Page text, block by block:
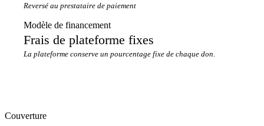
Reversé au prestataire de paiement
Modèle de financement
Frais de plateforme fixes
La plateforme conserve un pourcentage fixe de chaque don.
Couverture